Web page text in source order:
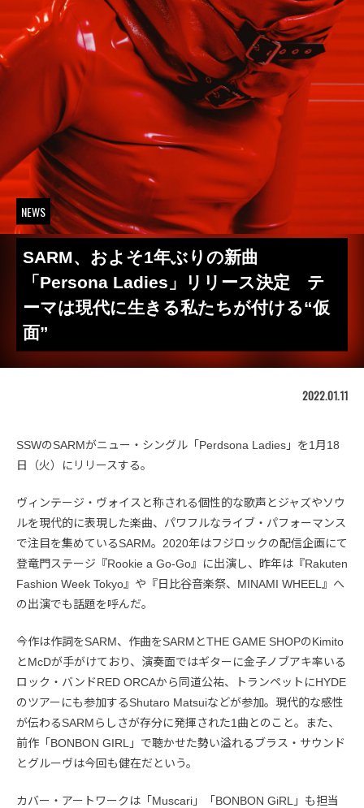
NEWS
SARM、およそ1年ぶりの新曲
「Persona Ladies」リリース決定 テ
ーマは現代に生きる私たちが付ける“仮
面”
2022.01.11
SSWのSARMがニュー・シングル「Perdsona Ladies」を1月18
日（火）にリリースする。
ヴィンテージ・ヴォイスと称される個性的な歌声とジャズやソウ
ルを現代的に表現した楽曲、パワフルなライブ・パフォーマンス
で注目を集めているSARM。2020年はフジロックの配信企画にて
登竜門ステージ『Rookie a Go-Go』に出演し、昨年は『Rakuten
Fashion Week Tokyo』や『日比谷音楽祭、MINAMI WHEEL』へ
の出演でも話題を呼んだ。
今作は作詞をSARM、作曲をSARMとTHE GAME SHOPのKimito
とMcDが手がけており、演奏面ではギターに金子ノブアキ率いる
ロック・バンドRED ORCAから同道公祐、トランペットにHYDE
のツアーにも参加するShutaro Matsuiなどが参加。現代的な感性
が伝わるSARMらしさが存分に発揮された1曲とのこと。また、
前作「BONBON GIRL」で聴かせた勢い溢れるブラス・サウンド
とグルーヴは今回も健在だという。
カバー・アートワークは「Muscari」「BONBON GiRL」も担当